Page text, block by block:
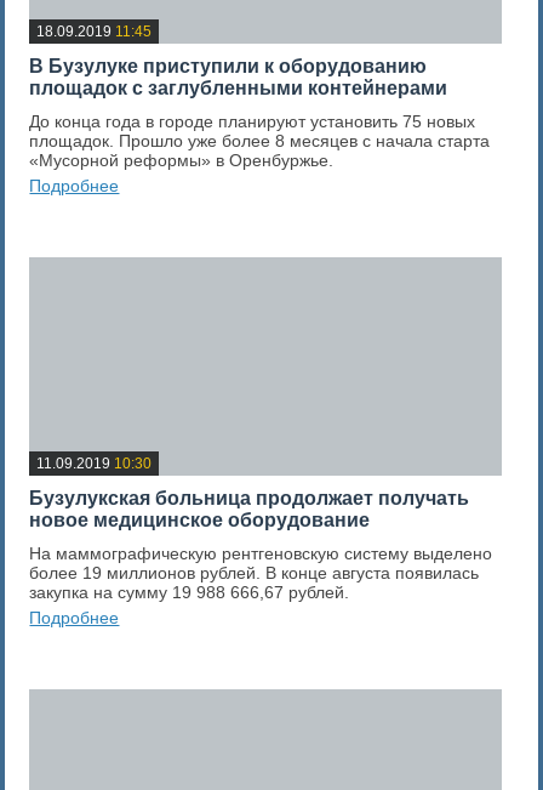
18.09.2019 11:45
В Бузулуке приступили к оборудованию
площадок с заглубленными контейнерами
До конца года в городе планируют установить 75 новых
площадок. Прошло уже более 8 месяцев с начала старта
«Мусорной реформы» в Оренбуржье.
Подробнее
11.09.2019 10:30
Бузулукская больница продолжает получать
новое медицинское оборудование
На маммографическую рентгеновскую систему выделено
более 19 миллионов рублей. В конце августа появилась
закупка на сумму 19 988 666,67 рублей.
Подробнее